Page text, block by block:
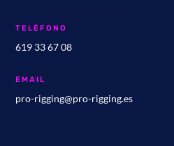
TELÉFONO
619 33 67 08
EMAIL
pro-rigging@pro-rigging.es